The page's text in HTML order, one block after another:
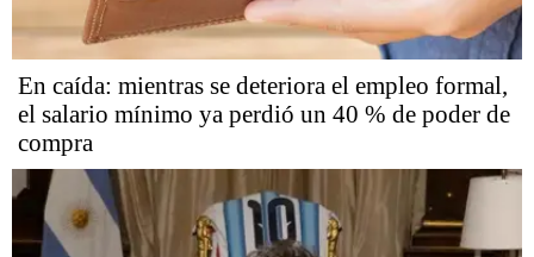
En caída: mientras se deteriora el empleo formal,
el salario mínimo ya perdió un 40 % de poder de
compra